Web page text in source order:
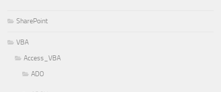
SharePoint
VBA
Access_VBA
ADO